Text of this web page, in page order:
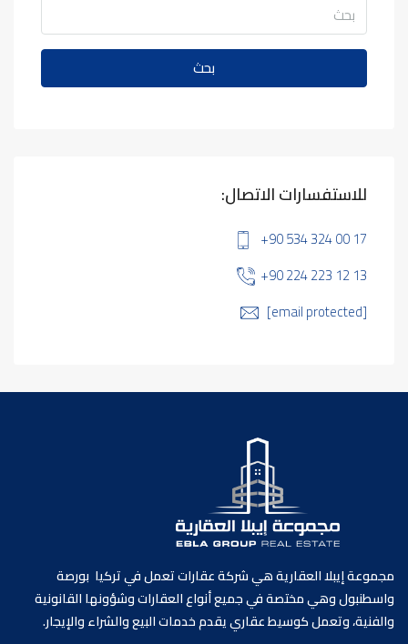
بحث
للاستفسارات الاتصال:
+90 534 324 00 17
+90 224 223 12 13
[email protected]
مجموعة إيبلا العقارية هي شركة عقارات تعمل في تركيا بورصة
واسطنبول وهي مختصة في جميع أنواع العقارات وشؤونها القانونية
والفنية، وتعمل كوسيط عقاري يقدم خدمات البيع والشراء والإيجار.